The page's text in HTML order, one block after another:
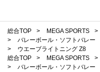
総合TOP > MEGA SPORTS >
>
バレーボール・ソフトバレー
>
ウエーブライトニング Z8
総合TOP
> MEGA SPORTS >
>
バレーボール・ソフトバレー